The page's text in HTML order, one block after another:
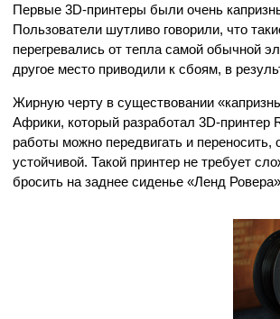
Первые 3D-принтеры были очень
Пользователи шутливо говорили, что
перегревались от тепла самой обычной
другое место приводили к сбоям, в
Жирную черту в существовании
Африки, который разработал 3D-принтер
работы можно передвигать и
устойчивой. Такой принтер не требует
бросить на заднее сиденье «Ленд